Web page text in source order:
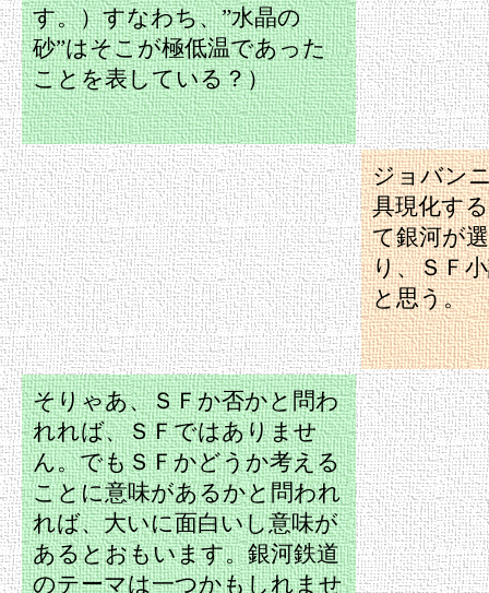
す。）すなわち、”水晶の
砂”はそこが極低温であった
ことを表している？）
ジョバン
具現化す
て銀河が
り、ＳＦ
と思う。
そりゃあ、ＳＦか否かと問わ
れれば、ＳＦではありませ
ん。でもＳＦかどうか考える
ことに意味があるかと問われ
れば、大いに面白いし意味が
あるとおもいます。銀河鉄道
のテーマは一つかもしれませ